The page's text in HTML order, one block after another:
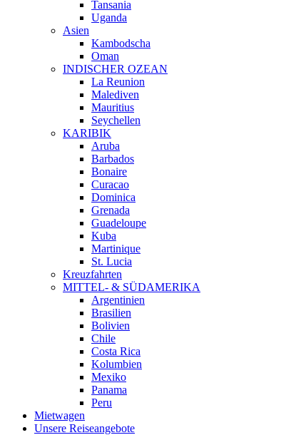
Tansania
Uganda
Asien
Kambodscha
Oman
INDISCHER OZEAN
La Reunion
Malediven
Mauritius
Seychellen
KARIBIK
Aruba
Barbados
Bonaire
Curacao
Dominica
Grenada
Guadeloupe
Kuba
Martinique
St. Lucia
Kreuzfahrten
MITTEL- & SÜDAMERIKA
Argentinien
Brasilien
Bolivien
Chile
Costa Rica
Kolumbien
Mexiko
Panama
Peru
Mietwagen
Unsere Reiseangebote